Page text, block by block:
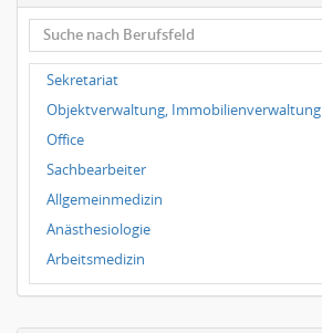
Dortmund
Wuppertal
Hallbergmoos
Würzburg
Grünwald
Ulm
Bielefeld
Hannover
Duisburg
Sekretariat
Objektverwaltung, Immobilienverwaltung
Office
Sachbearbeiter
Allgemeinmedizin
Anästhesiologie
Arbeitsmedizin
Augenheilkunde